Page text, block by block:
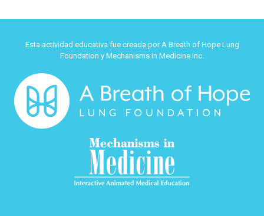
Esta actividad educativa fue creada por A Breath of Hope Lung
Foundation y Mechanisms in Medicine Inc.